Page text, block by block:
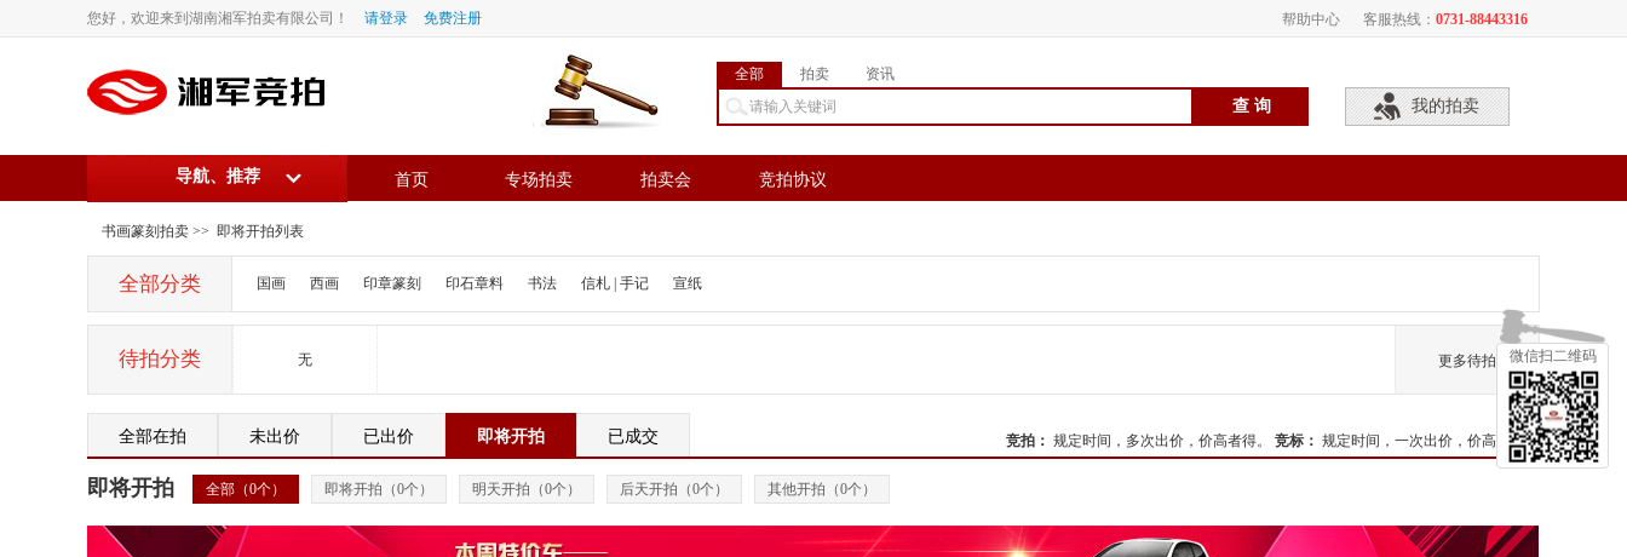
您好，欢迎来到湖南湘军拍卖有限公司！ 请登录 免费注册 帮助中心 客服热线： 0731-88443316
全部 拍卖 资讯
我的拍卖
导航、推荐 首页 专场拍卖 拍卖会 竞拍协议
书画篆刻拍卖 >> 即将开拍列表
全部分类 国画 西画 印章篆刻 印石章料 书法 信札 | 手记 宣纸
待拍分类 更多待拍
无
全部在拍 未出价 已出价 即将开拍 已成交 竞拍 ： 规定时间，多次出价，价高者得。 竞标 ： 规定时间，一次出价，价高者得。
即将开拍 全部（0个） 即将开拍（0个） 明天开拍（0个） 后天开拍（0个） 其他开拍（0个）
微信扫二维码